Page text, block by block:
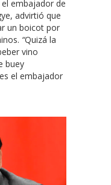
embajador de
advirtió que
un boicot por
“Quizá la
vino
buey
el embajador